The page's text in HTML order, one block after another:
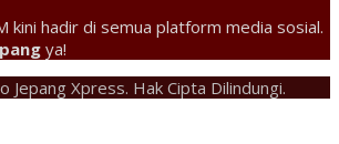
kini hadir di semua platform media sosial.
ya!
Xpress. Hak Cipta Dilindungi.